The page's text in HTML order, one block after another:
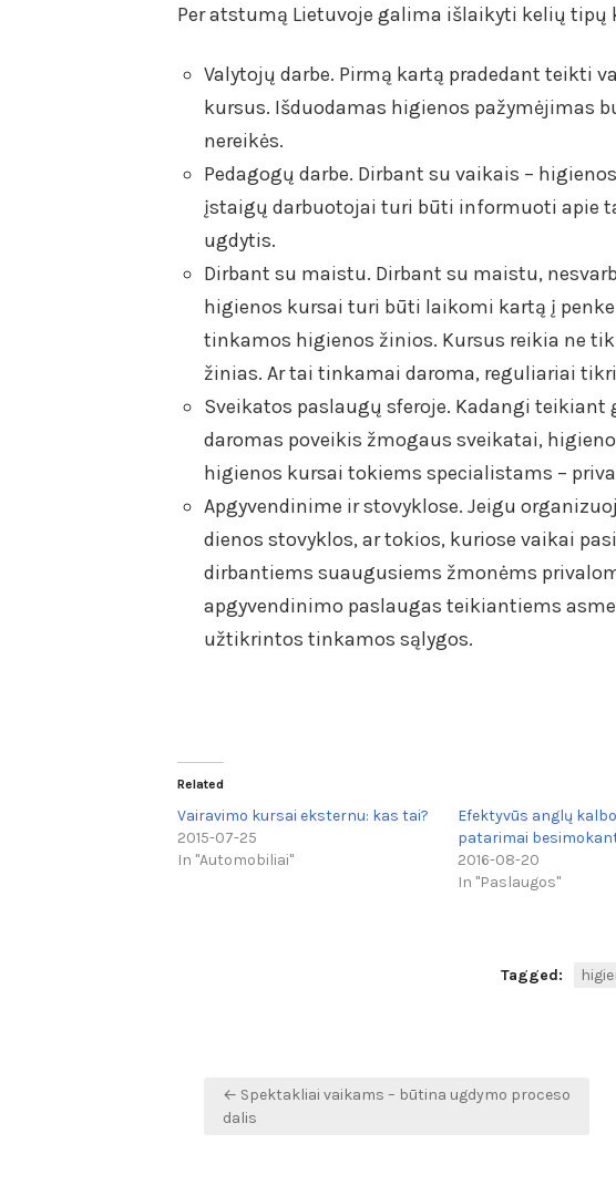
Per atstumą Lietuvoje galima išlaikyti kelių
Valytojų darbe. Pirmą kartą pradedant teikti
kursus. Išduodamas higienos pažymėjimas
nereikės.
Pedagogų darbe. Dirbant su vaikais –
įstaigų darbuotojai turi būti informuoti apie
ugdytis.
Dirbant su maistu. Dirbant su maistu,
higienos kursai turi būti laikomi kartą į
tinkamos higienos žinios. Kursus reikia ne
žinias. Ar tai tinkamai daroma, reguliariai
Sveikatos paslaugų sferoje. Kadangi
daromas poveikis žmogaus sveikatai,
higienos kursai tokiems specialistams –
Apgyvendinime ir stovyklose. Jeigu
dienos stovyklos, ar tokios, kuriose vaikai
dirbantiems suaugusiems žmonėms
apgyvendinimo paslaugas teikiantiems
užtikrintos tinkamos sąlygos.
Related
Vairavimo kursai eksternu: kas tai?
2015-07-25
In "Automobiliai"
Efektyvūs anglų
patarimai
2016-08-20
In "Paslaugos"
Tagged:
Navigacija
tarp
← Spektakliai vaikams – būtina ugdymo proceso
dalis